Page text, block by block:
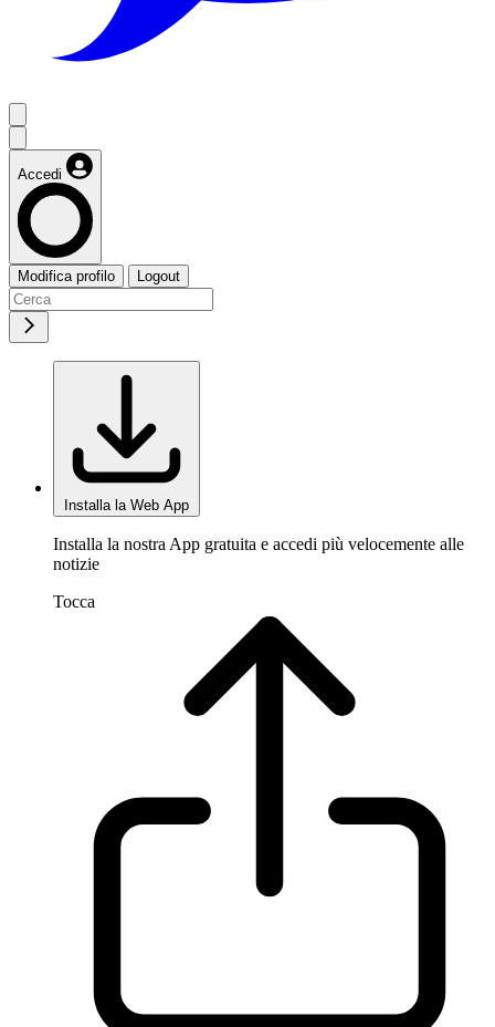
Accedi
Modifica profilo Logout
Installa la Web App
Installa la nostra App gratuita e accedi più velocemente alle
notizie
Tocca